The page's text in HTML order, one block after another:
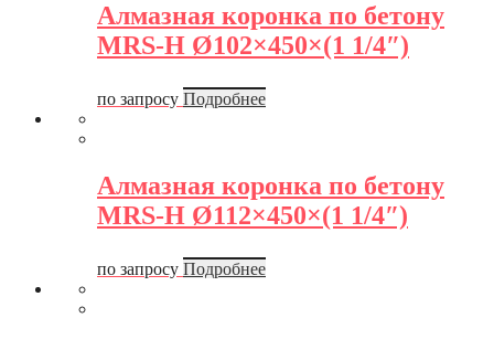
Алмазная коронка по бетону
MRS-H Ø102×450×(1 1/4″)
по запросу Подробнее
Алмазная коронка по бетону
MRS-H Ø112×450×(1 1/4″)
по запросу Подробнее